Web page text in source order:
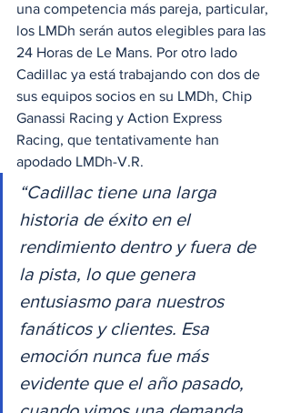
una competencia más pareja, particular,
los LMDh serán autos elegibles para las
24 Horas de Le Mans. Por otro lado
Cadillac ya está trabajando con dos de
sus equipos socios en su LMDh, Chip
Ganassi Racing y Action Express
Racing, que tentativamente han
apodado LMDh-V.R.
“Cadillac tiene una larga
historia de éxito en el
rendimiento dentro y fuera de
la pista, lo que genera
entusiasmo para nuestros
fanáticos y clientes. Esa
emoción nunca fue más
evidente que el año pasado,